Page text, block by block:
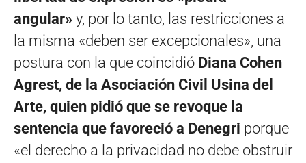
angular» y, por lo tanto, las restricciones a
la misma «deben ser excepcionales», una
postura con la que coincidió Diana Cohen
Agrest, de la Asociación Civil Usina del
Arte, quien pidió que se revoque la
sentencia que favoreció a Denegri porque
«el derecho a la privacidad no debe obstruir